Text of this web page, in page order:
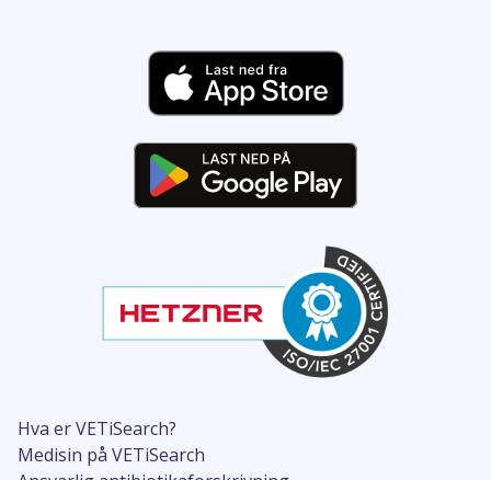
Hva er VETiSearch?
Medisin på VETiSearch